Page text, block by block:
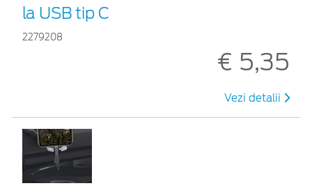
la USB tip C
2279208
€ 5,35
Vezi detalii